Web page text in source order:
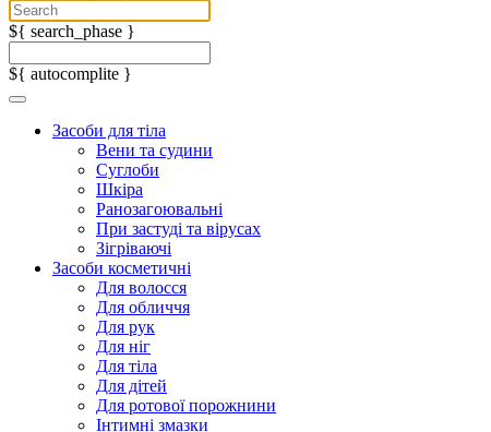
${ search_phase }
${ autocomplite }
Засоби для тіла
Вени та судини
Суглоби
Шкіра
Ранозагоювальні
При застуді та вірусах
Зігріваючі
Засоби косметичні
Для волосся
Для обличчя
Для рук
Для ніг
Для тіла
Для дітей
Для ротової порожнини
Інтимні змазки